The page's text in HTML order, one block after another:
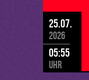
25.07.
2026
05:55
Uhr